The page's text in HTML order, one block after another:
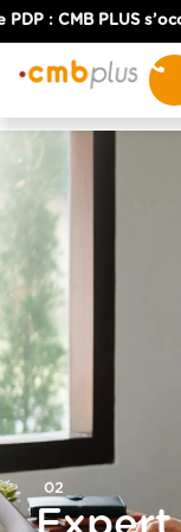
PLUS s’occupe
NOS
Expertise
SERVICES
Courtage en
02